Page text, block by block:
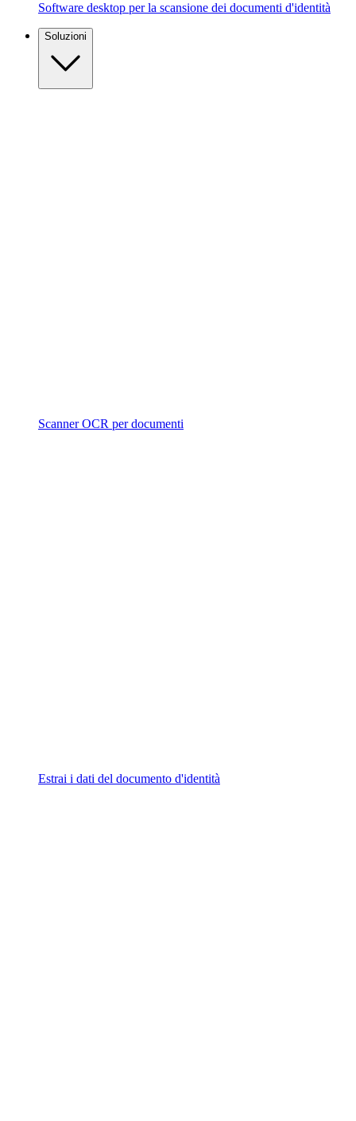
Software desktop per la scansione dei documenti d'identità
Soluzioni
Scanner OCR per documenti
Estrai i dati del documento d'identità